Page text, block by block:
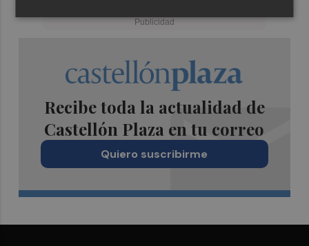
Recibe toda la actualidad de
Castellón Plaza en tu correo
Quiero suscribirme